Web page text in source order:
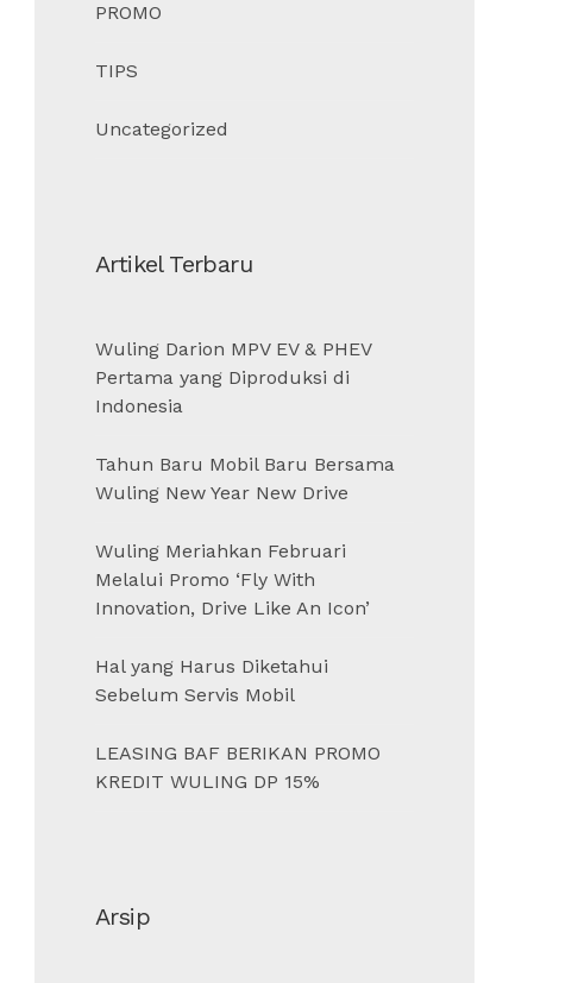
PROMO
TIPS
Uncategorized
Artikel Terbaru
Wuling Darion MPV EV & PHEV
Pertama yang Diproduksi di
Indonesia
Tahun Baru Mobil Baru Bersama
Wuling New Year New Drive
Wuling Meriahkan Februari
Melalui Promo ‘Fly With
Innovation, Drive Like An Icon’
Hal yang Harus Diketahui
Sebelum Servis Mobil
LEASING BAF BERIKAN PROMO
KREDIT WULING DP 15%
Arsip